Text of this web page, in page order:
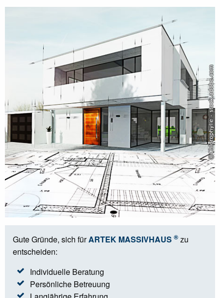
Gute Gründe, sich fürARTEK MASSIVHAUS ® zu
entscheiden:
Individuelle Beratung
Persönliche Betreuung